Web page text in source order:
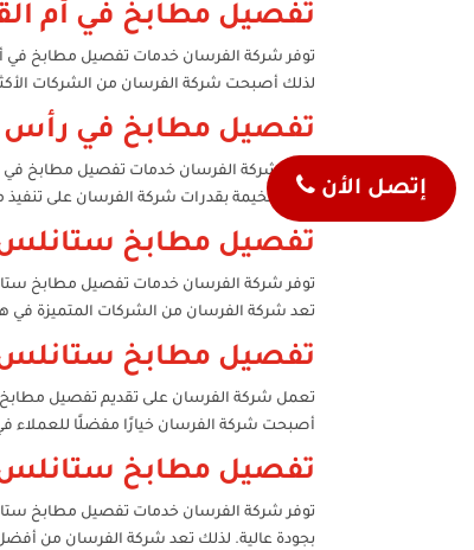
تفصيل مطابخ في أم
توفر شركة الفرسان خدمات تفصيل مطابخ في
لذلك أصبحت شركة الفرسان من الشركات
تفصيل مطابخ في رأس
تقدم شركة الفرسان خدمات تفصيل مطابخ في
رأس الخيمة بقدرات شركة الفرسان على
تفصيل مطابخ
توفر شركة الفرسان خدمات تفصيل مطابخ
تعد شركة الفرسان من الشركات المتميزة
تفصيل مطابخ ستانلس
تعمل شركة الفرسان على تقديم تفصيل مطابخ
أصبحت شركة الفرسان خيارًا مفضلًا للعملاء
تفصيل مطابخ ستانلس
توفر شركة الفرسان خدمات تفصيل مطابخ
بجودة عالية. لذلك تعد شركة الفرسان من
إتصل الأن